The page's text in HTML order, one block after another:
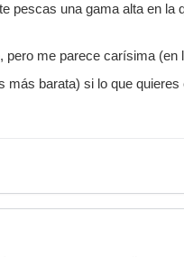
pescas una gama alta en
me parece carísima (en
más barata) si lo que quieres